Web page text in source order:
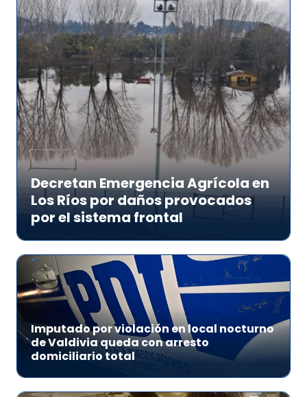
Decretan Emergencia Agrícola en
Los Ríos por daños provocados
por el sistema frontal
Imputado por violación en local nocturno
de Valdivia queda con arresto
domiciliario total